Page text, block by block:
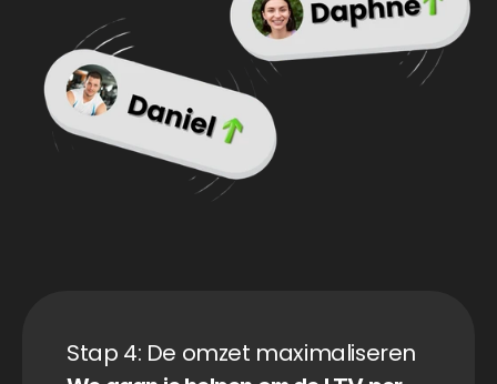
Stap 4: De omzet maximaliseren